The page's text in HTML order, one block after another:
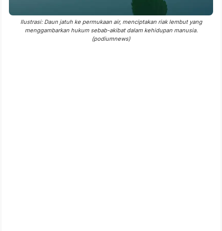
Ilustrasi: Daun jatuh ke permukaan air, menciptakan riak lembut yang
menggambarkan hukum sebab-akibat dalam kehidupan manusia.
(podiumnews)